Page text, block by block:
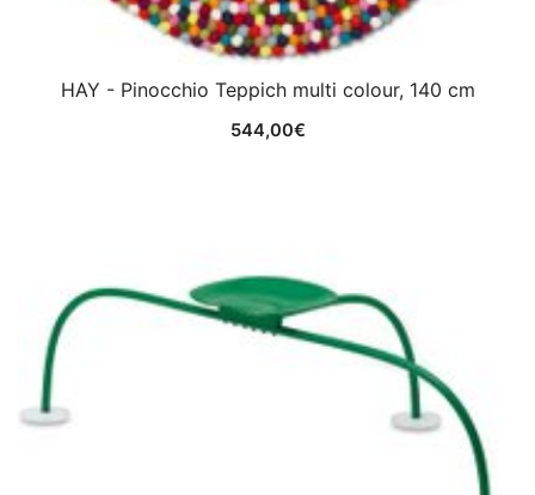
HAY - Pinocchio Teppich multi colour, 140 cm
544,00€